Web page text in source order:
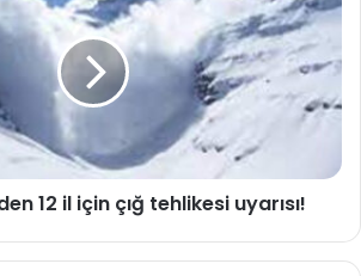
12 il için çığ tehlikesi uyarısı!